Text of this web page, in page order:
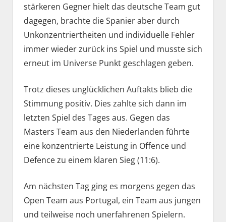
stärkeren Gegner hielt das deutsche Team gut
dagegen, brachte die Spanier aber durch
Unkonzentriertheiten und individuelle Fehler
immer wieder zurück ins Spiel und musste sich
erneut im Universe Punkt geschlagen geben.
Trotz dieses unglücklichen Auftakts blieb die
Stimmung positiv. Dies zahlte sich dann im
letzten Spiel des Tages aus. Gegen das
Masters Team aus den Niederlanden führte
eine konzentrierte Leistung in Offence und
Defence zu einem klaren Sieg (11:6).
Am nächsten Tag ging es morgens gegen das
Open Team aus Portugal, ein Team aus jungen
und teilweise noch unerfahrenen Spielern.